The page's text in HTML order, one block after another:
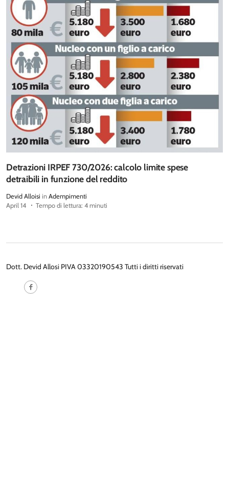
Detrazioni IRPEF 730/2026: calcolo limite spese
detraibili in funzione del reddito
Devid Alloisi in Adempimenti
April 14
Tempo di lettura: 4 minuti
Dott. Devid Allosi PIVA 03320190543 Tutti i diritti riservati